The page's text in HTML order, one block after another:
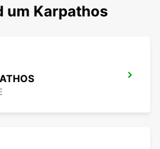
um Karpathos